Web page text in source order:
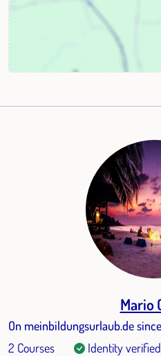
Mario
On meinbildungsurlaub.de
2 Courses
Identity verified